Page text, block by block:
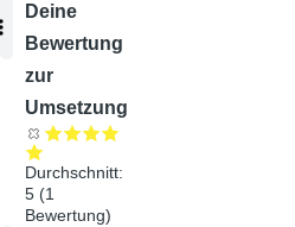
Audiodatei
Deine
Bewertung
zur
Umsetzung
Durchschnitt:
5 (1
Bewertung)